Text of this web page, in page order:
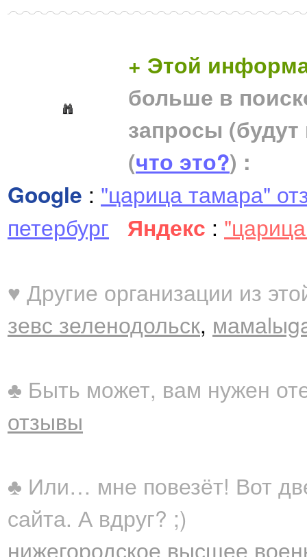
+ Этой
больше в
запросы
(что это?) :
Google : "царица тамара"
петербург
Яндекс :
♥ Другие организации из
зевс зеленодольск,
♣ Быть может, вам нужен
отзывы
♣ Или… мне повезёт! Вот
сайта. А вдруг? ;)
нижегородское высшее